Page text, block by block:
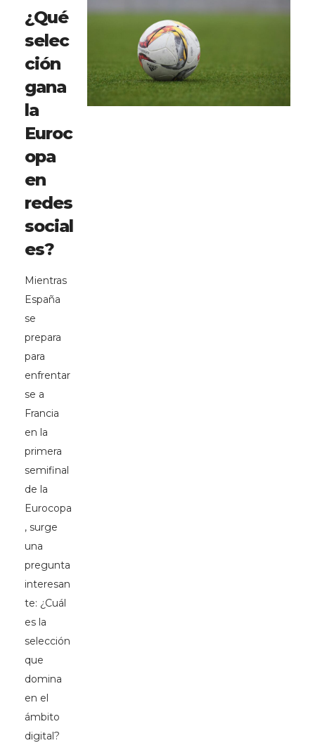
¿Qué
selec
ción
gana
la
Euroc
opa
en
redes
social
es?
Mientras
España
se
prepara
para
enfrentar
se a
Francia
en la
primera
semifinal
de la
Eurocopa
, surge
una
pregunta
interesan
te: ¿Cuál
es la
selección
que
domina
en el
ámbito
digital?